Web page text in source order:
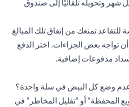
وتحويله تلقائيًا إلى صندوق
للتقاعد تمنعك من إنفاق تلك المبالغ
تواجه بعض الجزاءات. اختر الدفع
سداد مدفوعات إضافية.
عدم وضع كل البيض في سلة واحدة؟
المحفظة" أو "تقليل المخاطر" في